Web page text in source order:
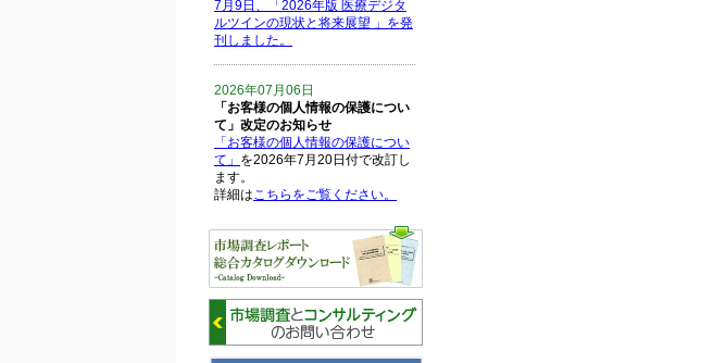
7月9日、「2026年版 医療デジタ
ルツインの現状と将来展望 」を発
刊しました。
2026年07月06日
「お客様の個人情報の保護につい
て」改定のお知らせ
「お客様の個人情報の保護につい
て」 を2026年7月20日付で改訂し
ます。
詳細はこちらをご覧ください。
2026年06月15日
6月15日、「中国の医療保険医薬
品リスト 」を発刊しました。
2026年06月01日
6月1日、「2026-27年版 5G SA、